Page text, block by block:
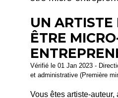
UN ARTISTE
ÊTRE
Vérifié le 01 Jan 2023 -
et administrative (Première
Vous êtes artiste-auteur,